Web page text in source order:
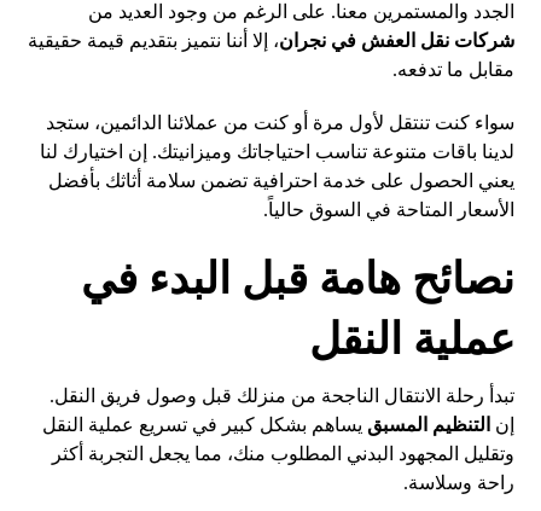
الجدد والمستمرين معنا. على الرغم من وجود العديد من
شركات نقل العفش في نجران، إلا أننا نتميز بتقديم قيمة حقيقية
مقابل ما تدفعه.
سواء كنت تنتقل لأول مرة أو كنت من عملائنا الدائمين، ستجد
لدينا باقات متنوعة تناسب احتياجاتك وميزانيتك. إن اختيارك لنا
يعني الحصول على خدمة احترافية تضمن سلامة أثاثك بأفضل
الأسعار المتاحة في السوق حالياً.
نصائح هامة قبل البدء في
عملية النقل
تبدأ رحلة الانتقال الناجحة من منزلك قبل وصول فريق النقل.
إن التنظيم المسبق يساهم بشكل كبير في تسريع عملية النقل
وتقليل المجهود البدني المطلوب منك، مما يجعل التجربة أكثر
راحة وسلاسة.